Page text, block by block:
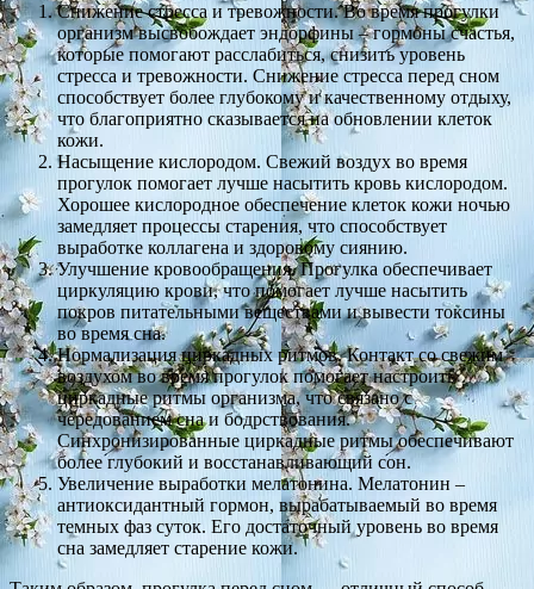
Снижение стресса и тревожности. Во время прогулки
организм высвобождает эндорфины – гормоны счастья,
которые помогают расслабиться, снизить уровень
стресса и тревожности. Снижение стресса перед сном
способствует более глубокому и качественному отдыху,
что благоприятно сказывается на обновлении клеток
кожи.
Насыщение кислородом. Свежий воздух во время
прогулок помогает лучше насытить кровь кислородом.
Хорошее кислородное обеспечение клеток кожи ночью
замедляет процессы старения, что способствует
выработке коллагена и здоровому сиянию.
Улучшение кровообращения. Прогулка обеспечивает
циркуляцию крови, что помогает лучше насытить
покров питательными веществами и вывести токсины
во время сна.
Нормализация циркадных ритмов. Контакт со свежим
воздухом во время прогулок помогает настроить
циркадные ритмы организма, что связано с
чередованием сна и бодрствования.
Синхронизированные циркадные ритмы обеспечивают
более глубокий и восстанавливающий сон.
Увеличение выработки мелатонина. Мелатонин –
антиоксидантный гормон, вырабатываемый во время
темных фаз суток. Его достаточный уровень во время
сна замедляет старение кожи.